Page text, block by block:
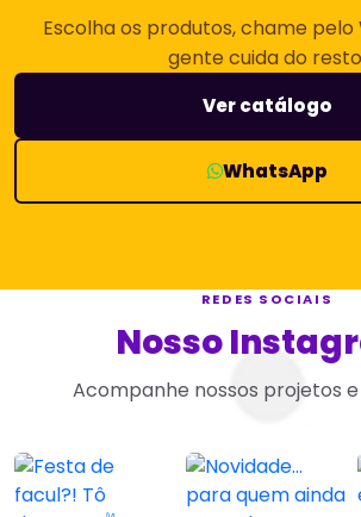
Escolha os produtos, chame
gente cuida do
Ver catálogo
WhatsApp
REDES SOCIAIS
Nosso
Acompanhe nossos projetos